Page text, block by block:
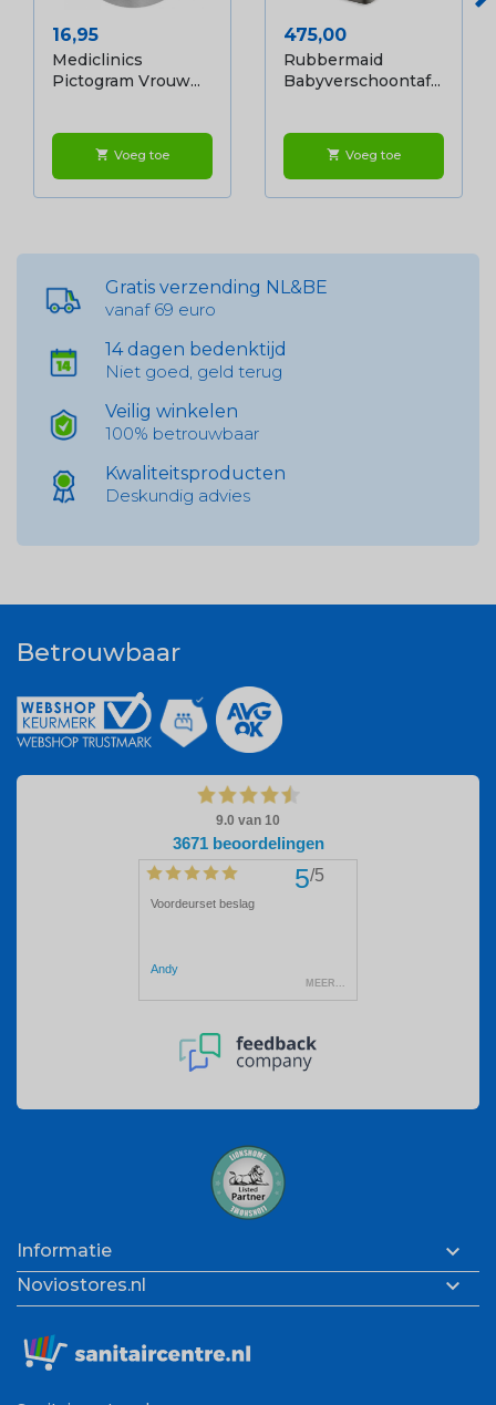
Prijs
16,95
Mediclinics
Pictogram Vrouw...
shopping_cart Voeg toe
Prijs
475,00
Rubbermaid
Babyverschoontaf...
shopping_cart Voeg toe
Gratis verzending NL&BE
vanaf 69 euro
14 dagen bedenktijd
Niet goed, geld terug
Veilig winkelen
100% betrouwbaar
Kwaliteitsproducten
Deskundig advies
Betrouwbaar
Informatie 
Noviostores.nl 